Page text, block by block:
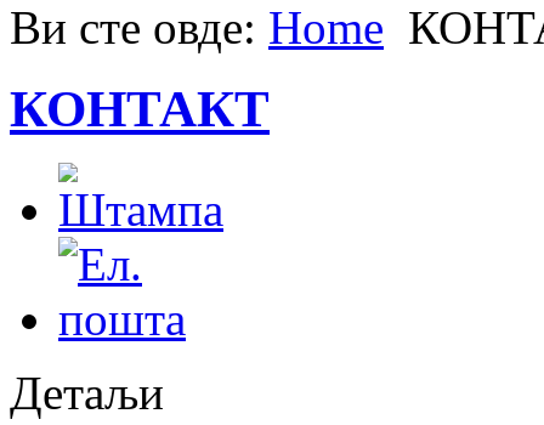
Ви сте овде: Home
КОНТАКТ
Детаљи